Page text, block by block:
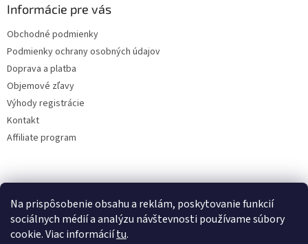
Na prispôsobenie obsahu a reklám, poskytovanie funkcií
sociálnych médií a analýzu návštevnosti používame súbory
cookie. Viac informáciítu.
Informácie pre vás
Obchodné podmienky
Podmienky ochrany osobných údajov
Doprava a platba
Objemové zľavy
Výhody registrácie
Kontakt
Affiliate program